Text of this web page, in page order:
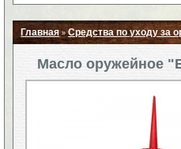
Главная»Средства по уходу за
Масло оружейное